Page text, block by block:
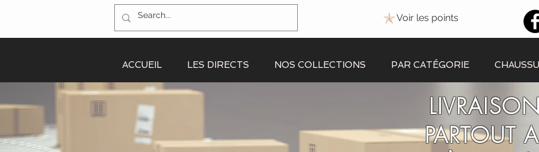
Voir les points
ACCUEIL LES DIRECTS NOS COLLECTIONS PAR CATÉGORIE
PARTOUT